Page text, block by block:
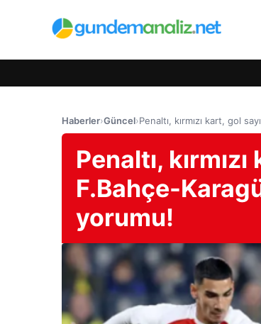
Haberler›Güncel›Penaltı, kırmızı kart, gol
Penaltı,
F.Bahçe-
yorumu!